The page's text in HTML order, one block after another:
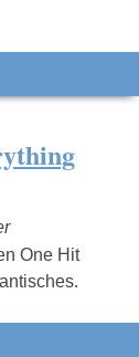
One Hit